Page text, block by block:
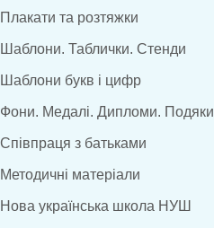
Плакати та розтяжки
Шаблони. Таблички. Стенди
Шаблони букв і цифр
Фони. Медалі. Дипломи. Подяки
Співпраця з батьками
Методичні матеріали
Нова українська школа НУШ